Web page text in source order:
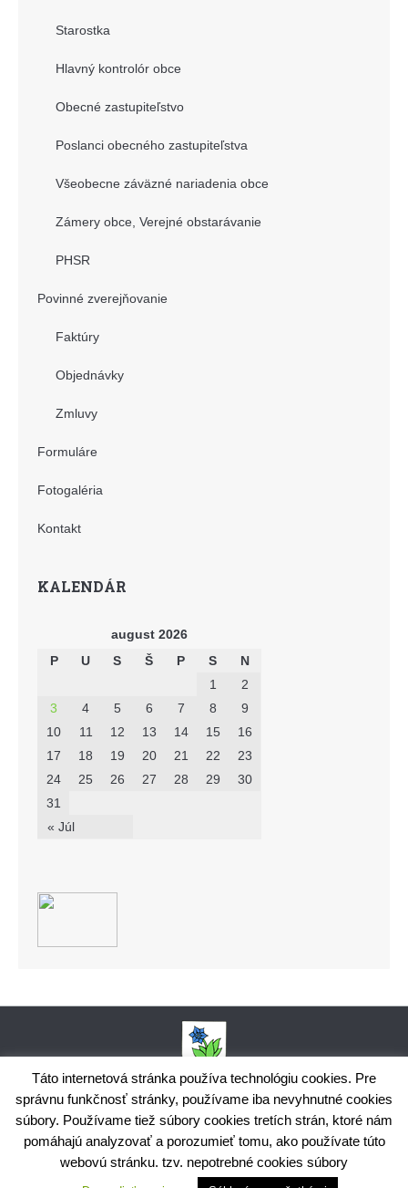
Starostka
Hlavný kontrolór obce
Obecné zastupiteľstvo
Poslanci obecného zastupiteľstva
Všeobecne záväzné nariadenia obce
Zámery obce, Verejné obstarávanie
PHSR
Povinné zverejňovanie
Faktúry
Objednávky
Zmluvy
Formuláre
Fotogaléria
Kontakt
KALENDÁR
august 2026
P
U S Š P S N
« Júl
1
2
3
4 5 6 7 8
9
10
11 12 13 14 15
16
17
18 19 20 21 22
23
24
25 26 27 28 29
30
31
Obecný úrad Bodiná, č. 102, 018 15 Prečín,
+421424398035,www.bodina.eu
IČO: 00 692 522, Prima banka Slovensko, a.s., IBAN: SK25 5600 0000
0029 9178 8001
Ochrana osobných údajov
Táto internetová stránka používa technológiu cookies. Pre
správnu funkčnosť stránky, používame iba nevyhnutné cookies
súbory. Používame tiež súbory cookies tretích strán, ktoré nám
pomáhajú analyzovať a porozumieť tomu, ako používate túto
webovú stránku. tzv. nepotrebné cookies súbory